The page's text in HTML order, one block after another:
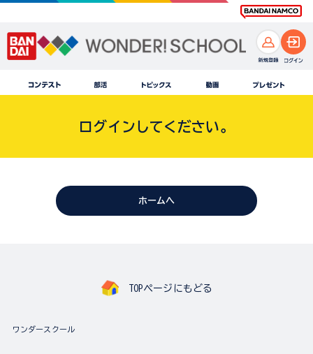
ログインしてください。
ホームへ
TOPページにもどる
ワンダースクール